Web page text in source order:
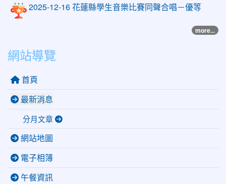
2025-12-16 花蓮縣學生音樂比賽同聲合唱－優等
more...
網站導覽
首頁
最新消息
分月文章
網站地圖
電子相簿
午餐資訊